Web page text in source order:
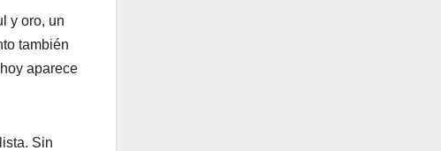
y oro, un
también
aparece
Sin